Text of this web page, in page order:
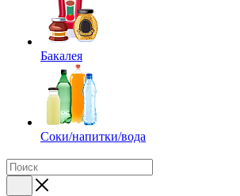
Бакалея
Соки/напитки/вода